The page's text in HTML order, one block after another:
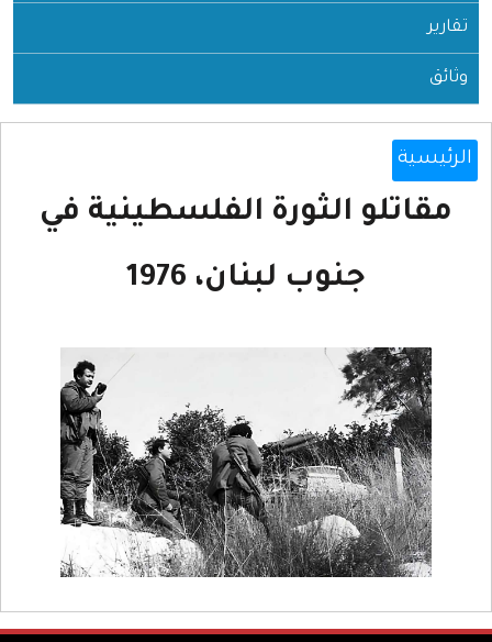
تقارير
وثائق
الرئيسية
مقاتلو الثورة الفلسطينية في
جنوب لبنان، 1976